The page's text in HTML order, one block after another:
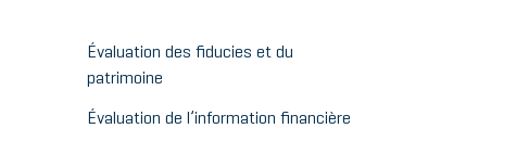
Évaluation des fiducies et du
patrimoine
Évaluation de l’information financière